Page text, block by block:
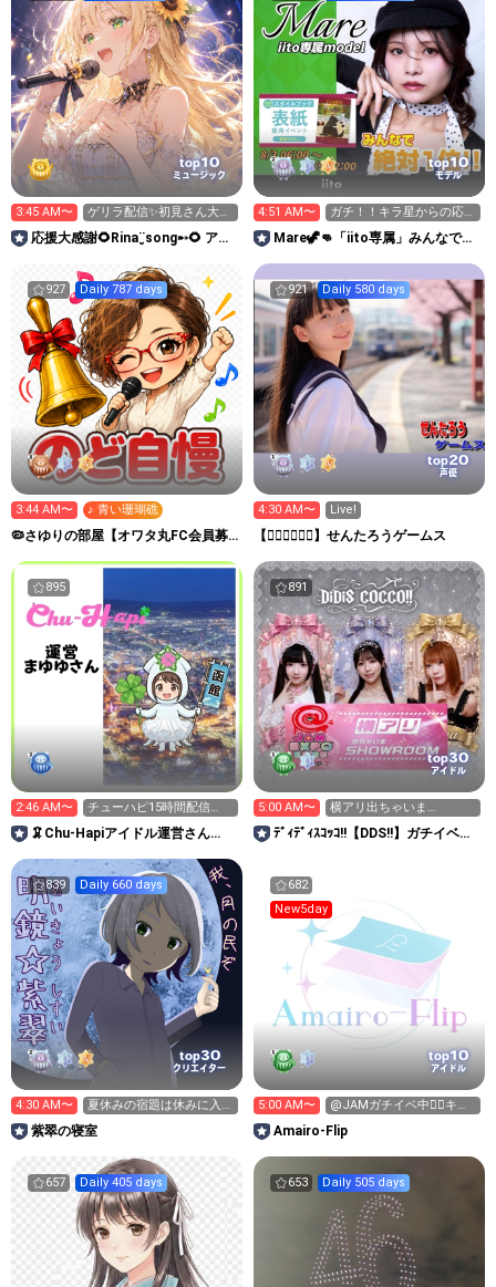
top10
ミュージック
3:45 AM〜
ゲリラ配信✨️初見さん大歓
迎です✨️
応援大感謝🌻Rina¨̮song➸🌻 アニ
top10
モデル
4:51 AM〜
ガチ！！キラ星からの応援
を🙇‍♀️6:00迄！
Mare🦖👊「iito専属」みんなで表
927 Daily 787 days
3:44 AM〜 ♪ 青い珊瑚礁
🦠さゆりの部屋【オワタ丸FC会員募
921 Daily 580 days
top20
声優
4:30 AM〜 Live!
【👉🏻🚋🚋👈🏻】せんたろうゲームス
895
2:46 AM〜
チューハピ15時間配信
中！横アリいきたい！
🦑Chu-Hapiアイドル運営さん
891
top30
アイドル
5:00 AM〜
横アリ出ちゃいま
SHOWROOM参加中‼️‼️
ﾃﾞｨﾃﾞｨｽｺｯｺ!!【DDS!!】ガチイベ参
839 Daily 660 days
top30
クリエイター
4:30 AM〜
夏休みの宿題は休みに入る
前に終わるよな
紫翠の寝室
682
New5day
top10
アイドル
5:00 AM〜
@JAMガチイベ中❤️‍🔥キラ
星求む🥹🥹
Amairo-Flip
657 Daily 405 days 653 Daily 505 days